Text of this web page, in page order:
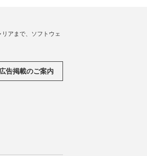
アまで、ソフトウェ
広告掲載のご案内